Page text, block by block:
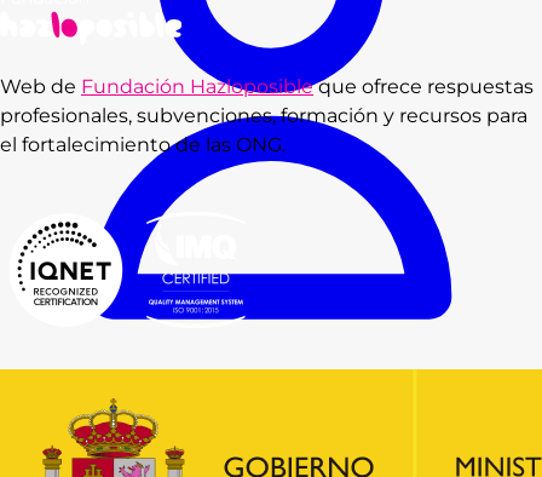
Consultas
Subvenciones
Recursos
Web de Fundación Hazloposible que ofrece respuestas
profesionales, subvenciones, formación y recursos para
el fortalecimiento de las ONG.